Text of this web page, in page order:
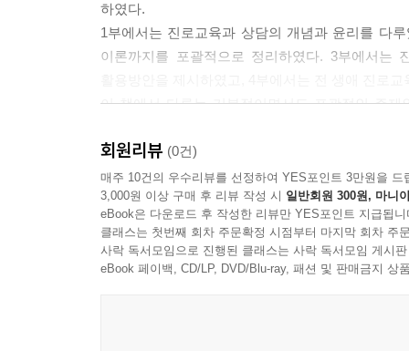
하였다.
1부에서는 진로교육과 상담의 개념과 윤리를 다
이론까지를 포괄적으로 정리하였다. 3부에서
이 책에서 다루는 기본적이면서도 포괄적인 주
적절하다. 둘째, 특히 매 장마다 제시한 학습문
셋째, 초?중등학교, 대학교 그리고 성인교육기관
회원리뷰 (0건)
매주 10건의 우수리뷰를 선정하여 YES포인트 3만원을 드
3,000원 이상 구매 후 리뷰 작성 시 일반회원 300원, 마니
eBook은 다운로드 후 작성한 리뷰만 YES포인트 지급됩니
클래스는 첫번째 회차 주문확정 시점부터 마지막 회차 주
사락 독서모임으로 진행된 클래스는 사락 독서모임 게시
eBook 페이백, CD/LP, DVD/Blu-ray, 패션 및 판매금지 상